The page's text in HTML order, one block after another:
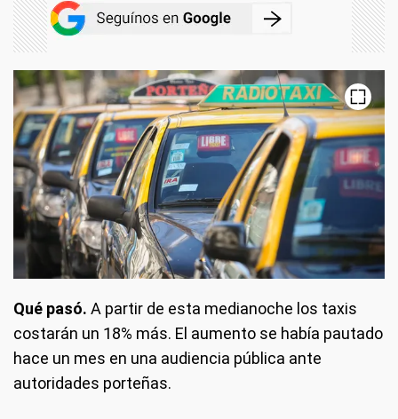
Qué pasó. A partir de esta medianoche los taxis
costarán un 18% más. El aumento se había pautado
hace un mes en una audiencia pública ante
autoridades porteñas.